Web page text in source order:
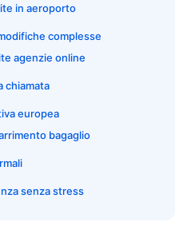
in aeroporto
complesse
agenzie online
chiamata
europea
bagaglio
senza stress